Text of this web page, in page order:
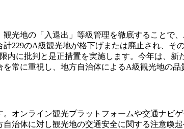
光地の「入退出」等級管理を徹底することで
229のA級観光地が格下げまたは廃止され、そ
に批判と是正措置を実施します。今年は、新
常に重視し、地方自治体によるA級観光地の品
オンライン観光プラットフォームや交通ナビ
治体に対し観光地の交通安全に関する注意喚